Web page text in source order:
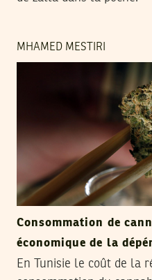
MHAMED MESTIRI
Consommation de
économique de la
En Tunisie le coût de la